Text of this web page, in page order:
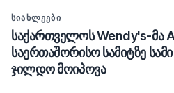
ᲡᲘᲐᲮᲚᲔᲔᲑᲘ
საქართველოს Wendy's-მა
საერთაშორისო სამიტზე
ჯილდო მოიპოვა